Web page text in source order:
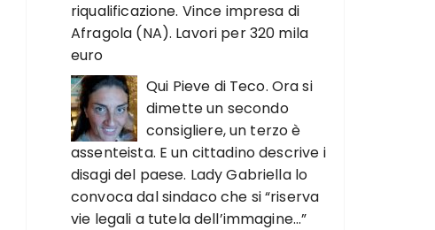
riqualificazione. Vince impresa di
Afragola (NA). Lavori per 320 mila
euro
Qui Pieve di Teco. Ora si
dimette un secondo
consigliere, un terzo è
assenteista. E un cittadino descrive i
disagi del paese. Lady Gabriella lo
convoca dal sindaco che si “riserva
vie legali a tutela dell’immagine…”